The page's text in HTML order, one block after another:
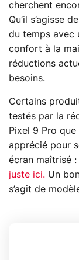
cherchent
Qu’il s’agisse
du temps avec
confort à la
réductions
besoins.
Certains
testés par la
Pixel 9 Pro
apprécié pour
écran maîtrisé :
juste ici. Un
s’agit de